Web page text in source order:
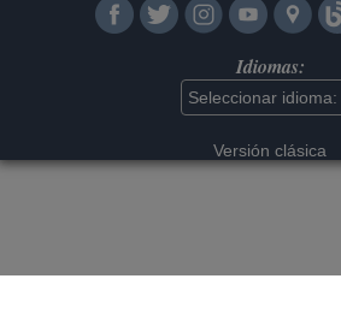
Idiomas:
Versión clásica